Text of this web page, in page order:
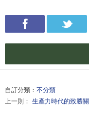
自訂分類： 不分類
上一則： 生產力時代的致勝